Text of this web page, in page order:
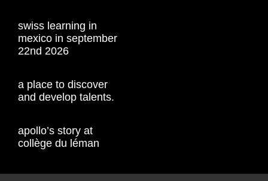
swiss learning in
mexico in september
22nd 2026
a place to discover
and develop talents.
apollo’s story at
collège du léman